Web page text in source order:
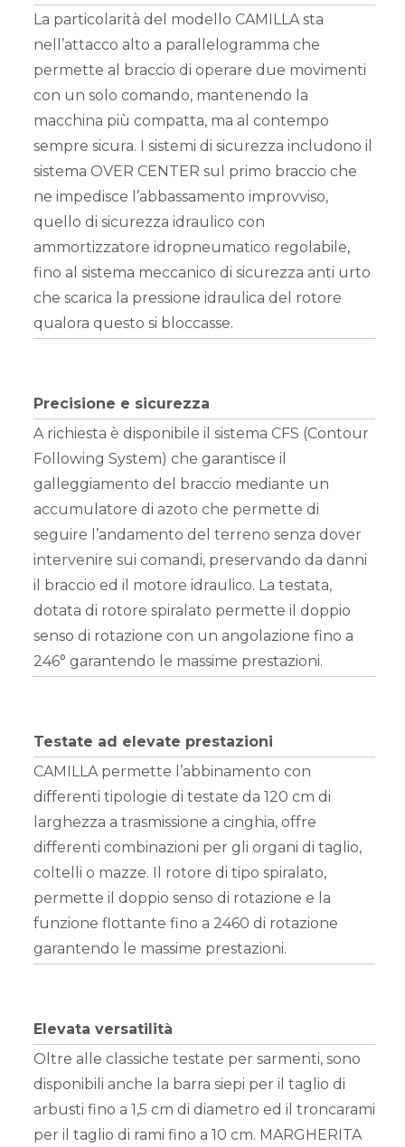
La particolarità del modello CAMILLA sta
nell’attacco alto a parallelogramma che
permette al braccio di operare due movimenti
con un solo comando, mantenendo la
macchina più compatta, ma al contempo
sempre sicura. I sistemi di sicurezza includono il
sistema OVER CENTER sul primo braccio che
ne impedisce l’abbassamento improvviso,
quello di sicurezza idraulico con
ammortizzatore idropneumatico regolabile,
fino al sistema meccanico di sicurezza anti urto
che scarica la pressione idraulica del rotore
qualora questo si bloccasse.
Precisione e sicurezza
A richiesta è disponibile il sistema CFS (Contour
Following System) che garantisce il
galleggiamento del braccio mediante un
accumulatore di azoto che permette di
seguire l’andamento del terreno senza dover
intervenire sui comandi, preservando da danni
il braccio ed il motore idraulico. La testata,
dotata di rotore spiralato permette il doppio
senso di rotazione con un angolazione fino a
246° garantendo le massime prestazioni.
Testate ad elevate prestazioni
CAMILLA permette l’abbinamento con
differenti tipologie di testate da 120 cm di
larghezza a trasmissione a cinghia, offre
differenti combinazioni per gli organi di taglio,
coltelli o mazze. Il rotore di tipo spiralato,
permette il doppio senso di rotazione e la
funzione flottante fino a 2460 di rotazione
garantendo le massime prestazioni.
Elevata versatilità
Oltre alle classiche testate per sarmenti, sono
disponibili anche la barra siepi per il taglio di
arbusti fino a 1,5 cm di diametro ed il troncarami
per il taglio di rami fino a 10 cm. MARGHERITA